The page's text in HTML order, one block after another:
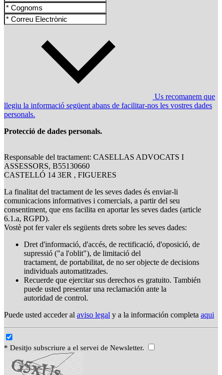
Us recomanem que
llegiu la informació següent abans de facilitar-nos les vostres dades
personals.
Protecció de dades personals.
Responsable del tractament: CASELLAS ADVOCATS I
ASSESSORS, B55130660
CASTELLÓ 14 3ER , FIGUERES
La finalitat del tractament de les seves dades és enviar-li
comunicacions informatives i comercials, a partir del seu
consentiment, que ens facilita en aportar les seves dades (article
6.1.a, RGPD).
Vostè pot fer valer els següents drets sobre les seves dades:
Dret d'informació, d'accés, de rectificació, d'oposició, de
supressió ("a l'oblit"), de limitació del
tractament, de portabilitat, de no ser objecte de decisions
individuals automatitzades.
Recuerde que ejercitar sus derechos es gratuito. También
puede usted presentar una reclamación ante la
autoridad de control.
Puede usted acceder al aviso legal y a la información completa aqui
* Desitjo subscriure a el servei de Newsletter.